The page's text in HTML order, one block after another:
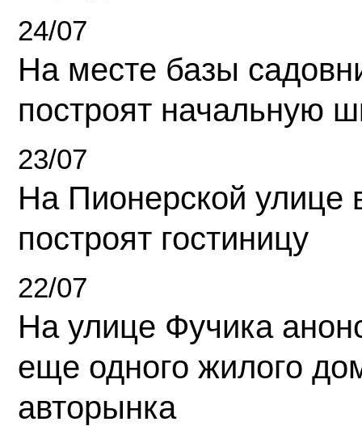
24/07
На месте базы
построят начальную
23/07
На Пионерской улице
построят гостиницу
22/07
На улице Фучика
еще одного жилого
авторынка